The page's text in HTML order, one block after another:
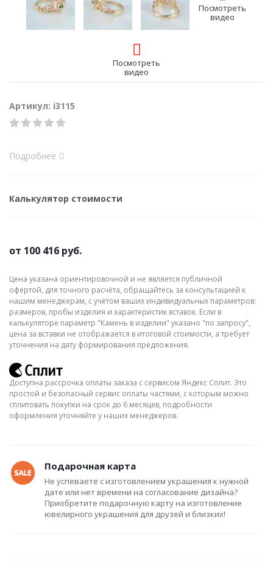
Посмотреть
видео
Посмотреть
видео
Артикул: i3115
Подробнее
Калькулятор стоимости
от 100 416 руб.
Цена указана ориентировочной и не является публичной
офертой, для точного расчёта, обращайтесь за консультацией к
нашим менеджерам, с учётом ваших индивидуальных параметров:
размеров, пробы изделия и характеристик вставок. Если в
калькуляторе параметр "Камень в изделии" указано "по запросу",
цена за вставки не отображается в итоговой стоимости, а требует
уточнения на дату формирования предложения.
Доступна рассрочка оплаты заказа с сервисом Яндекс Сплит. Это
простой и безопасный сервис оплаты частями, с которым можно
сплитовать покупки на срок до 6 месяцев, подробности
оформления уточняйте у наших менеджеров.
Подарочная карта
Не успеваете с изготовлением украшения к нужной
дате или нет времени на согласование дизайна?
Приобретите подарочную карту на изготовление
ювелирного украшения для друзей и близких!